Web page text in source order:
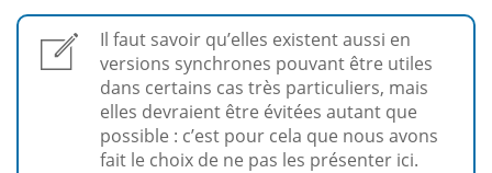
Il faut savoir qu’elles existent aussi en
versions synchrones pouvant être utiles
dans certains cas très particuliers, mais
elles devraient être évitées autant que
possible : c’est pour cela que nous avons
fait le choix de ne pas les présenter ici.